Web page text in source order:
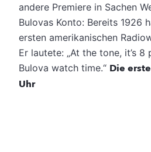
andere Premiere in Sachen
Bulovas Konto: Bereits 1926
ersten amerikanischen
Er lautete: „At the tone, it’s 8
Bulova watch time.“ Die
Uhr